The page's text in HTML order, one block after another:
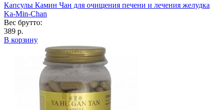
Капсулы Камин Чан для очищения печени и лечения желудка
Ka-Min-Chan
Вес брутто:
389 р.
В корзину